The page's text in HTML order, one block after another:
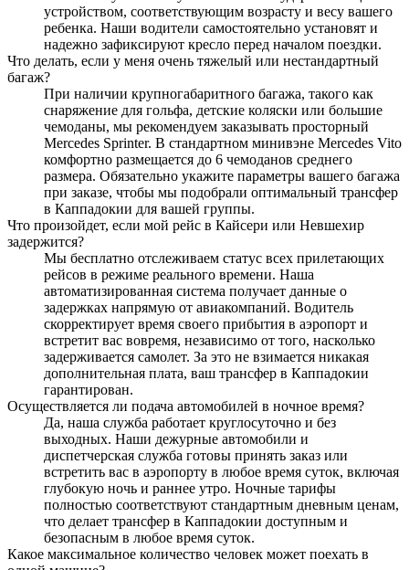
устройством, соответствующим возрасту и весу вашего
ребенка. Наши водители самостоятельно установят и
надежно зафиксируют кресло перед началом поездки.
Что делать, если у меня очень тяжелый или нестандартный
багаж?
При наличии крупногабаритного багажа, такого как
снаряжение для гольфа, детские коляски или большие
чемоданы, мы рекомендуем заказывать просторный
Mercedes Sprinter. В стандартном минивэне Mercedes Vito
комфортно размещается до 6 чемоданов среднего
размера. Обязательно укажите параметры вашего багажа
при заказе, чтобы мы подобрали оптимальный трансфер
в Каппадокии для вашей группы.
Что произойдет, если мой рейс в Кайсери или Невшехир
задержится?
Мы бесплатно отслеживаем статус всех прилетающих
рейсов в режиме реального времени. Наша
автоматизированная система получает данные о
задержках напрямую от авиакомпаний. Водитель
скорректирует время своего прибытия в аэропорт и
встретит вас вовремя, независимо от того, насколько
задерживается самолет. За это не взимается никакая
дополнительная плата, ваш трансфер в Каппадокии
гарантирован.
Осуществляется ли подача автомобилей в ночное время?
Да, наша служба работает круглосуточно и без
выходных. Наши дежурные автомобили и
диспетчерская служба готовы принять заказ или
встретить вас в аэропорту в любое время суток, включая
глубокую ночь и раннее утро. Ночные тарифы
полностью соответствуют стандартным дневным ценам,
что делает трансфер в Каппадокии доступным и
безопасным в любое время суток.
Какое максимальное количество человек может поехать в